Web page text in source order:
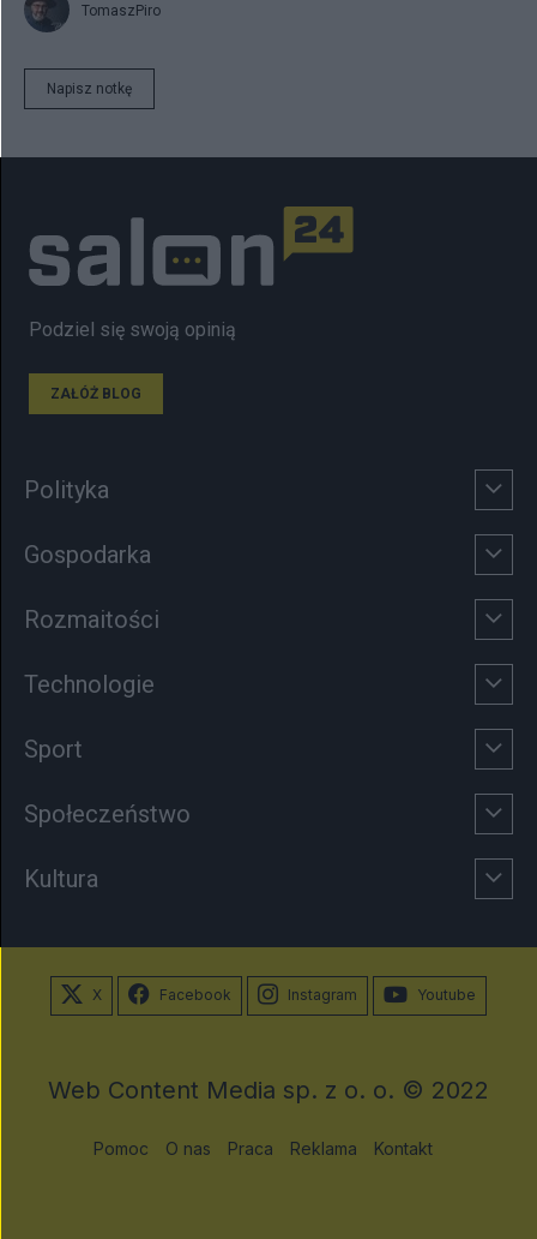
TomaszPiro
Napisz notkę
Podziel się swoją opinią
ZAŁÓŻ BLOG
Polityka
Gospodarka
Rozmaitości
Technologie
Sport
Społeczeństwo
Kultura
X Facebook Instagram Youtube
Web Content Media sp. z o. o. © 2022
Pomoc O nas Praca Reklama Kontakt